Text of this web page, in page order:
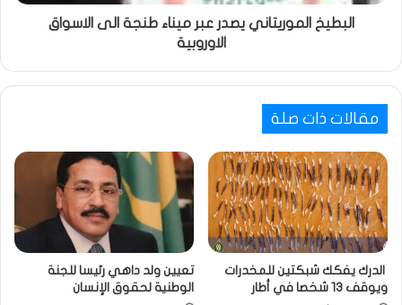
البطيخ الموريتاني يصدر عبر ميناء طنجة الى الاسواق
الاوروبية
مقالات ذات صلة
الدرك يفكك شبكتين للمخدرات
ويوقف 13 شخصا في أطار
تعيين ولد داهي رئيسا للجنة
الوطنية لحقوق الإنسان